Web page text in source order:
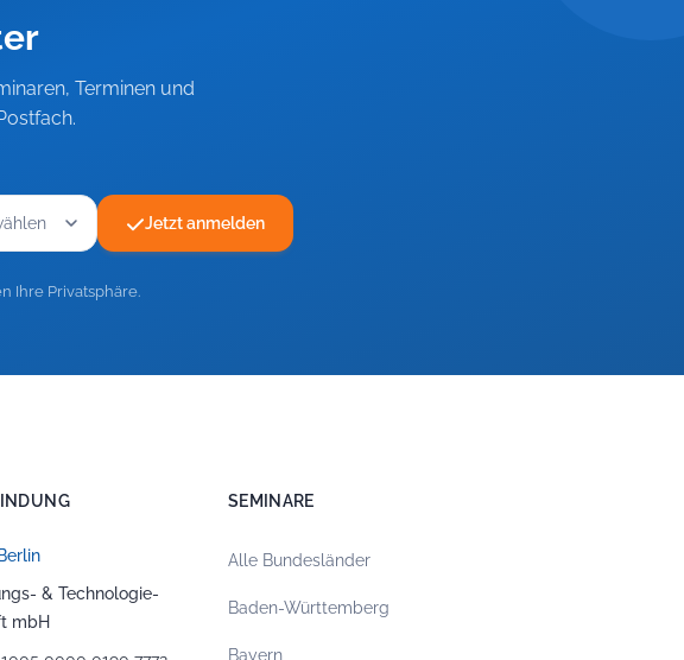
Terminen und
Jetzt anmelden
Ihre Privatsphäre.
& Technologie-
mbH
SEMINARE
Alle Bundesländer
Baden-Württemberg
Bayern